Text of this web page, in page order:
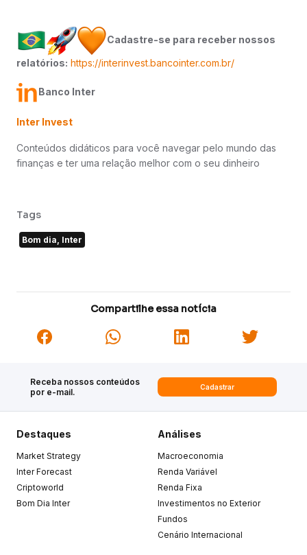
Cadastre-se para receber nossos
relatórios: https://interinvest.bancointer.com.br/
Banco Inter
Inter Invest
Conteúdos didáticos para você navegar pelo mundo das
finanças e ter uma relação melhor com o seu dinheiro
Tags
Bom dia, Inter
Compartilhe essa notícia
Receba nossos conteúdos
por e-mail.
Cadastrar
Destaques
Market Strategy
Inter Forecast
Criptoworld
Bom Dia Inter
Análises
Macroeconomia
Renda Variável
Renda Fixa
Investimentos no Exterior
Fundos
Cenário Internacional